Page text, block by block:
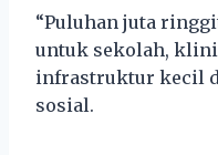
“Puluhan juta
untuk sekolah,
infrastruktur kecil
sosial.